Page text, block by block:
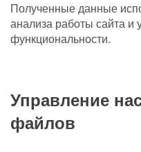
Полученные данные
анализа работы сайта и
функциональности.
Управление
файлов